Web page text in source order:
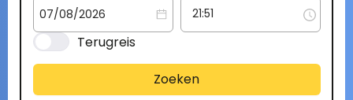
Terugreis
Zoeken